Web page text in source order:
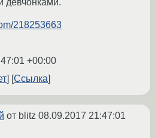
девчонками.
218253663
+00:00
Ссылка
от blitz 08.09.2017 21:47:01